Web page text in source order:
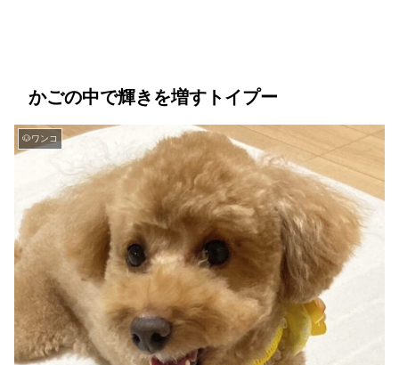
かごの中で輝きを増すトイプー
🐶ワンコ